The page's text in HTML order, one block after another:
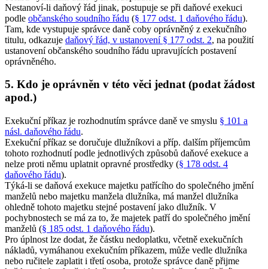
Nestanoví-li daňový řád jinak, postupuje se při daňové exekuci
podle občanského soudního řádu (§ 177 odst. 1 daňového řádu).
Tam, kde vystupuje správce daně coby oprávněný z exekučního
titulu, odkazuje daňový řád, v ustanovení § 177 odst. 2, na použití
ustanovení občanského soudního řádu upravujících postavení
oprávněného.
5. Kdo je oprávněn v této věci jednat (podat žádost
apod.)
Exekuční příkaz je rozhodnutím správce daně ve smyslu § 101 a
násl. daňového řádu.
Exekuční příkaz se doručuje dlužníkovi a příp. dalším příjemcům
tohoto rozhodnutí podle jednotlivých způsobů daňové exekuce a
nelze proti němu uplatnit opravné prostředky (§ 178 odst. 4
daňového řádu).
Týká-li se daňová exekuce majetku patřícího do společného jmění
manželů nebo majetku manžela dlužníka, má manžel dlužníka
ohledně tohoto majetku stejné postavení jako dlužník. V
pochybnostech se má za to, že majetek patří do společného jmění
manželů (§ 185 odst. 1 daňového řádu).
Pro úplnost lze dodat, že částku nedoplatku, včetně exekučních
nákladů, vymáhanou exekučním příkazem, může vedle dlužníka
nebo ručitele zaplatit i třetí osoba, protože správce daně přijme